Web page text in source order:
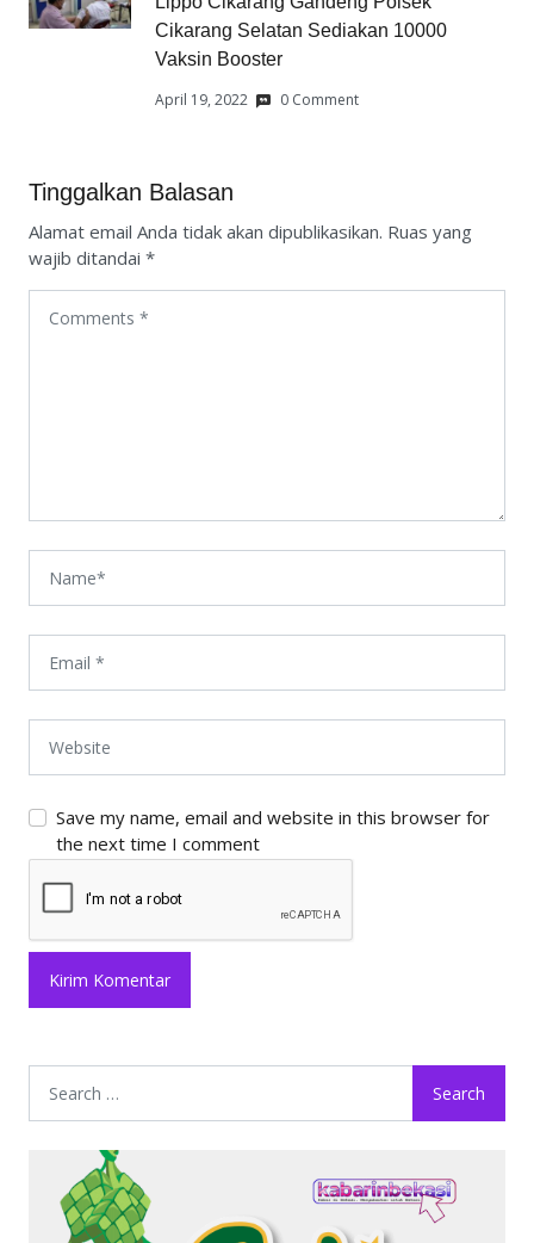
Cikarang Selatan Sediakan 10000
Vaksin Booster
April 19, 2022 0 Comment
Tinggalkan Balasan
Alamat email Anda tidak akan dipublikasikan. Ruas yang
wajib ditandai *
Save my name, email and website in this browser for
the next time I comment